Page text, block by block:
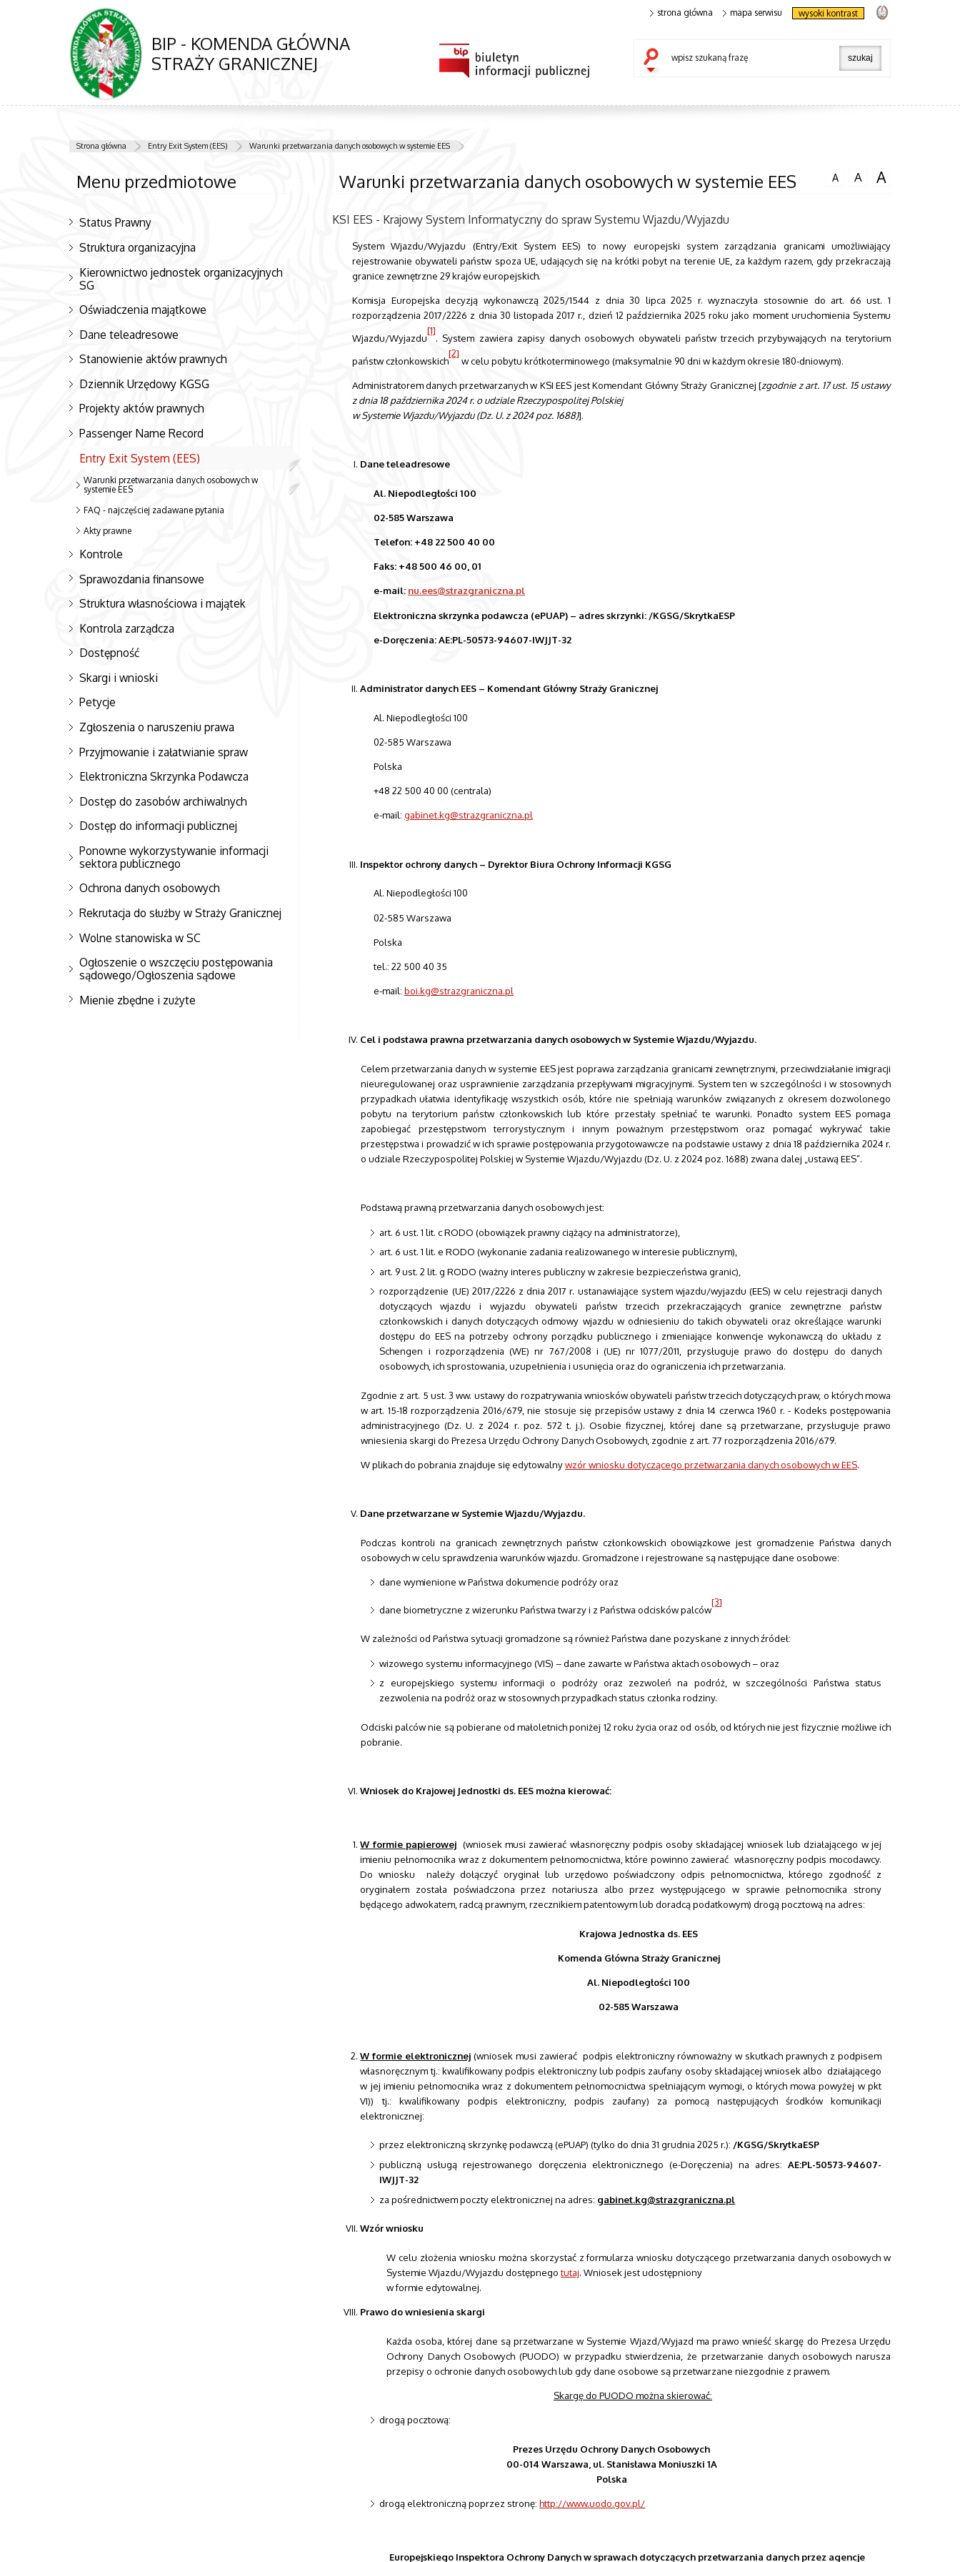
BIP - KOMENDA GŁÓWNA
STRAŻY GRANICZNEJ
strona główna mapa serwisu wysoki kontrast
wpisz szukaną frazę
Strona główna Entry Exit System (EES) Warunki przetwarzania danych osobowych w systemie EES
Menu przedmiotowe
Status Prawny
Struktura organizacyjna
Kierownictwo jednostek organizacyjnych
SG
Oświadczenia majątkowe
Dane teleadresowe
Stanowienie aktów prawnych
Dziennik Urzędowy KGSG
Projekty aktów prawnych
Passenger Name Record
Entry Exit System (EES)
Warunki przetwarzania danych osobowych w
systemie EES
FAQ - najczęściej zadawane pytania
Akty prawne
Kontrole
Sprawozdania finansowe
Struktura własnościowa i majątek
Kontrola zarządcza
Dostępność
Skargi i wnioski
Petycje
Zgłoszenia o naruszeniu prawa
Przyjmowanie i załatwianie spraw
Elektroniczna Skrzynka Podawcza
Dostęp do zasobów archiwalnych
Dostęp do informacji publicznej
Ponowne wykorzystywanie informacji
sektora publicznego
Ochrona danych osobowych
Rekrutacja do służby w Straży Granicznej
Wolne stanowiska w SC
Ogłoszenie o wszczęciu postępowania
sądowego/Ogłoszenia sądowe
Mienie zbędne i zużyte
Warunki przetwarzania danych osobowych w systemie EES A A A
KSI EES - Krajowy System Informatyczny do spraw Systemu Wjazdu/Wyjazdu
System Wjazdu/Wyjazdu (Entry/Exit System EES) to nowy europejski system zarządzania granicami umożliwiający
rejestrowanie obywateli państw spoza UE, udających się na krótki pobyt na terenie UE, za każdym razem, gdy przekraczają
granice zewnętrzne 29 krajów europejskich.
Komisja Europejska decyzją wykonawczą 2025/1544 z dnia 30 lipca 2025 r. wyznaczyła stosownie do art. 66 ust. 1
rozporządzenia 2017/2226 z dnia 30 listopada 2017 r., dzień 12 października 2025 roku jako moment uruchomienia Systemu
Wjazdu/Wyjazdu
[1]
. System zawiera zapisy danych osobowych obywateli państw trzecich przybywających na terytorium
państw członkowskich
[2]
w celu pobytu krótkoterminowego (maksymalnie 90 dni w każdym okresie 180-dniowym).
Administratorem danych przetwarzanych w KSI EES jest Komendant Główny Straży Granicznej [zgodnie z art. 17 ust. 15 ustawy
z dnia 18 października 2024 r. o udziale Rzeczypospolitej Polskiej
w Systemie Wjazdu/Wyjazdu (Dz. U. z 2024 poz. 1688)].
Dane teleadresowe
Al. Niepodległości 100
02-585 Warszawa
Telefon: +48 22 500 40 00
Faks: +48 500 46 00, 01
e-mail: nu.ees@strazgraniczna.pl
Elektroniczna skrzynka podawcza (ePUAP) – adres skrzynki: /KGSG/SkrytkaESP
e-Doręczenia:AE:PL-50573-94607-IWJJT-32
Administrator danych EES – Komendant Główny Straży Granicznej
Al. Niepodległości 100
02-585 Warszawa
Polska
+48 22 500 40 00 (centrala)
e-mail: gabinet.kg@strazgraniczna.pl
Inspektor ochrony danych – Dyrektor Biura Ochrony Informacji KGSG
Al. Niepodległości 100
02-585 Warszawa
Polska
tel.: 22 500 40 35
e-mail: boi.kg@strazgraniczna.pl
Cel i podstawa prawna przetwarzania danych osobowych w Systemie Wjazdu/Wyjazdu.
Celem przetwarzania danych w systemie EES jest poprawa zarządzania granicami zewnętrznymi, przeciwdziałanie imigracji
nieuregulowanej oraz usprawnienie zarządzania przepływami migracyjnymi. System ten w szczególności i w stosownych
przypadkach ułatwia identyfikację wszystkich osób, które nie spełniają warunków związanych z okresem dozwolonego
pobytu na terytorium państw członkowskich lub które przestały spełniać te warunki. Ponadto system EES pomaga
zapobiegać przestępstwom terrorystycznym i innym poważnym przestępstwom oraz pomagać wykrywać takie
przestępstwa i prowadzić w ich sprawie postępowania przygotowawcze na podstawie ustawy z dnia 18 października 2024 r.
o udziale Rzeczypospolitej Polskiej w Systemie Wjazdu/Wyjazdu (Dz. U. z 2024 poz. 1688) zwana dalej „ustawą EES”.
Podstawą prawną przetwarzania danych osobowych jest:
art. 6 ust. 1 lit. c RODO (obowiązek prawny ciążący na administratorze),
art. 6 ust. 1 lit. e RODO (wykonanie zadania realizowanego w interesie publicznym),
art. 9 ust. 2 lit. g RODO (ważny interes publiczny w zakresie bezpieczeństwa granic),
rozporządzenie (UE) 2017/2226 z dnia 2017 r. ustanawiające system wjazdu/wyjazdu (EES) w celu rejestracji danych
dotyczących wjazdu i wyjazdu obywateli państw trzecich przekraczających granice zewnętrzne państw
członkowskich i danych dotyczących odmowy wjazdu w odniesieniu do takich obywateli oraz określające warunki
dostępu do EES na potrzeby ochrony porządku publicznego i zmieniające konwencje wykonawczą do układu z
Schengen i rozporządzenia (WE) nr 767/2008 i (UE) nr 1077/2011, przysługuje prawo do dostępu do danych
osobowych, ich sprostowania, uzupełnienia i usunięcia oraz do ograniczenia ich przetwarzania.
Zgodnie z art. 5 ust. 3 ww. ustawy do rozpatrywania wniosków obywateli państw trzecich dotyczących praw, o których mowa
w art. 15-18 rozporządzenia 2016/679, nie stosuje się przepisów ustawy z dnia 14 czerwca 1960 r. - Kodeks postępowania
administracyjnego (Dz. U. z 2024 r. poz. 572 t. j.). Osobie fizycznej, której dane są przetwarzane, przysługuje prawo
wniesienia skargi do Prezesa Urzędu Ochrony Danych Osobowych, zgodnie z art. 77 rozporządzenia 2016/679.
W plikach do pobrania znajduje się edytowalnywzór wniosku dotyczącego przetwarzania danych osobowych w EES.
Dane przetwarzane w Systemie Wjazdu/Wyjazdu.
Podczas kontroli na granicach zewnętrznych państw członkowskich obowiązkowe jest gromadzenie Państwa danych
osobowych w celu sprawdzenia warunków wjazdu. Gromadzone i rejestrowane są następujące dane osobowe:
dane wymienione w Państwa dokumencie podróży oraz
dane biometryczne z wizerunku Państwa twarzy i z Państwa odcisków palców
[3]
W zależności od Państwa sytuacji gromadzone są również Państwa dane pozyskane z innych źródeł:
wizowego systemu informacyjnego (VIS) – dane zawarte w Państwa aktach osobowych – oraz
z europejskiego systemu informacji o podróży oraz zezwoleń na podróż, w szczególności Państwa status
zezwolenia na podróż oraz w stosownych przypadkach status członka rodziny.
Odciski palców nie są pobierane od małoletnich poniżej 12 roku życia oraz od osób, od których nie jest fizycznie możliwe ich
pobranie.
Wniosek do Krajowej Jednostki ds. EES można kierować:
W formie papierowej (wniosek musi zawierać własnoręczny podpis osoby składającej wniosek lub działającego w jej
imieniu pełnomocnika wraz z dokumentem pełnomocnictwa, które powinno zawierać własnoręczny podpis mocodawcy.
Do wniosku należy dołączyć oryginał lub urzędowo poświadczony odpis pełnomocnictwa, którego zgodność z
oryginałem została poświadczona przez notariusza albo przez występującego w sprawie pełnomocnika strony
będącego adwokatem, radcą prawnym, rzecznikiem patentowym lub doradcą podatkowym) drogą pocztową na adres:
Krajowa Jednostka ds. EES
Komenda Główna Straży Granicznej
Al. Niepodległości 100
02-585 Warszawa
W formie elektronicznej (wniosek musi zawierać podpis elektroniczny równoważny w skutkach prawnych z podpisem
własnoręcznym tj.: kwalifikowany podpis elektroniczny lub podpis zaufany osoby składającej wniosek albo działającego
w jej imieniu pełnomocnika wraz z dokumentem pełnomocnictwa spełniającym wymogi, o których mowa powyżej w pkt
VI)) tj.: kwalifikowany podpis elektroniczny, podpis zaufany) za pomocą następujących środków komunikacji
elektronicznej:
przez elektroniczną skrzynkę podawczą (ePUAP) (tylko do dnia 31 grudnia 2025 r.): /KGSG/SkrytkaESP
publiczną usługą rejestrowanego doręczenia elektronicznego (e-Doręczenia) na adres: AE:PL-50573-94607-
IWJJT-32
za pośrednictwem poczty elektronicznej na adres: gabinet.kg@strazgraniczna.pl
Wzór wniosku
W celu złożenia wniosku można skorzystać z formularza wniosku dotyczącego przetwarzania danych osobowych w
Systemie Wjazdu/Wyjazdu dostępnegotutaj. Wniosek jest udostępniony
w formie edytowalnej.
Prawo do wniesienia skargi
Każda osoba, której dane są przetwarzane w Systemie Wjazd/Wyjazd ma prawo wnieść skargę do Prezesa Urzędu
Ochrony Danych Osobowych (PUODO) w przypadku stwierdzenia, że przetwarzanie danych osobowych narusza
przepisy o ochronie danych osobowych lub gdy dane osobowe są przetwarzane niezgodnie z prawem.
Skargę do PUODO można skierować:
drogą pocztową:
Prezes Urzędu Ochrony Danych Osobowych
00-014 Warszawa, ul. Stanisława Moniuszki 1A
Polska
drogą elektroniczną poprzez stronę:http://www.uodo.gov.pl/
Europejskiego Inspektora Ochrony Danych w sprawach dotyczących przetwarzania danych przez agencje